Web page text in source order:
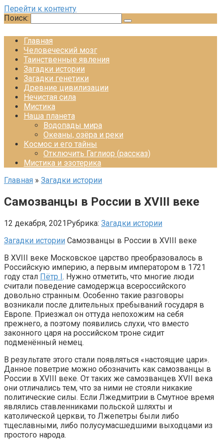
Перейти к контенту
Поиск:
Главная
Человеческий мозг
Таинственные явления
Загадки истории
Загадки генетики
Древние цивилизации
Нечистая сила
Мистика
Наша планета
Водопады мира
Океаны, озёра и реки
Космос и его тайны
Отключить Гаглиор (рассказ)
Мистика и эзотерика
Главная » Загадки истории
Самозванцы в России в XVIII веке
12 декабря, 2021Рубрика: Загадки истории
Загадки истории Самозванцы в России в XVIII веке
В XVIII веке Московское царство преобразовалось в
Российскую империю, а первым императором в 1721
году стал Пётр I. Нужно отметить, что многие люди
считали поведение самодержца всероссийского
довольно странным. Особенно такие разговоры
возникали после длительных пребываний государя в
Европе. Приезжал он оттуда непохожим на себя
прежнего, а поэтому появились слухи, что вместо
законного царя на российском троне сидит
подменённый немец.
В результате этого стали появляться «настоящие цари».
Данное поветрие можно обозначить как самозванцы в
России в XVIII веке. От таких же самозванцев XVII века
они отличались тем, что за ними не стояли никакие
политические силы. Если Лжедмитрии в Смутное время
являлись ставленниками польской шляхты и
католической церкви, то Лжепетры были либо
тщеславными, либо полусумасшедшими выходцами из
простого народа.